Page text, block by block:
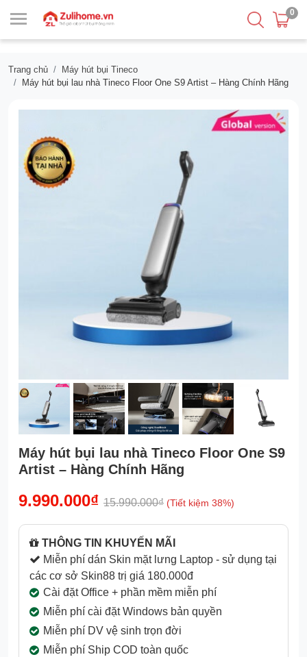
0
Trang chủ
Máy hút bụi Tineco
Máy hút bụi lau nhà Tineco Floor One S9 Artist – Hàng Chính Hãng
Máy hút bụi lau nhà Tineco Floor One S9
Artist – Hàng Chính Hãng
9.990.000₫ 15.990.000₫ (Tiết kiệm 38%)
THÔNG TIN KHUYẾN MÃI
Miễn phí dán Skin mặt lưng Laptop - sử dụng tại
các cơ sở Skin88 trị giá 180.000đ
Cài đặt Office + phần mềm miễn phí
Miễn phí cài đặt Windows bản quyền
Miễn phí DV vệ sinh trọn đời
Miễn phí Ship COD toàn quốc